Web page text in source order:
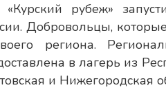
рубеж»
Добровольцы,
региона.
в лагерь из
и Нижегородская